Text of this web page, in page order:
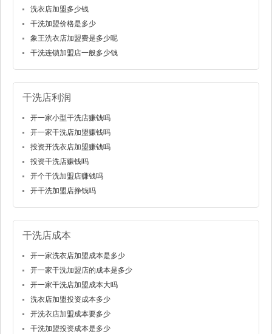
洗衣店加盟多少钱
干洗加盟价格是多少
象王洗衣店加盟费是多少呢
干洗连锁加盟店一般多少钱
干洗店利润
开一家小型干洗店赚钱吗
开一家干洗店加盟赚钱吗
投资开洗衣店加盟赚钱吗
投资干洗店赚钱吗
开个干洗加盟店赚钱吗
开干洗加盟店挣钱吗
干洗店成本
开一家洗衣店加盟成本是多少
开一家干洗加盟店的成本是多少
开一家干洗店加盟成本大吗
洗衣店加盟投资成本多少
开洗衣店加盟成本要多少
干洗加盟投资成本是多少